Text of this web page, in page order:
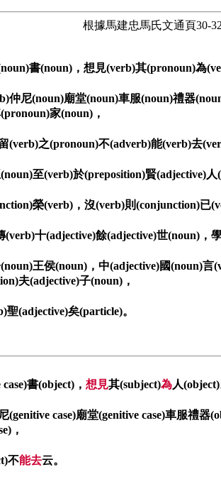
根據馬建忠馬氏文通頁30-
書(noun)，想見(verb)其(pronoun)為
仲尼(noun)廟堂(noun)車服(noun)禮器
家(noun)，
(verb)之(pronoun)不(adverb)能(verb)去
至(verb)於(preposition)賢(adjective)人
榮(verb)，沒(verb)則(conjunction)已
十(adjective)餘(adjective)世(noun)，
王侯(noun)，中(adjective)國(noun)
夫(adjective)子(noun)，
(adjective)矣(particle)。
書(object)， 想見其(subject)為人(object)
(genitive case)廟堂(genitive case)車服禮器
，
不能去云。